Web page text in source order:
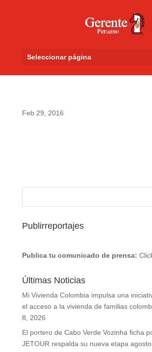
Seleccionar página
Feb 29, 2016
Publirreportajes
Publica tu comunicado de prensa:
Últimas Noticias
Mi Vivienda Colombia impulsa una
el acceso a la vivienda de familias
8, 2026
El portero de Cabo Verde Vozinha ficha
JETOUR respalda su nueva etapa